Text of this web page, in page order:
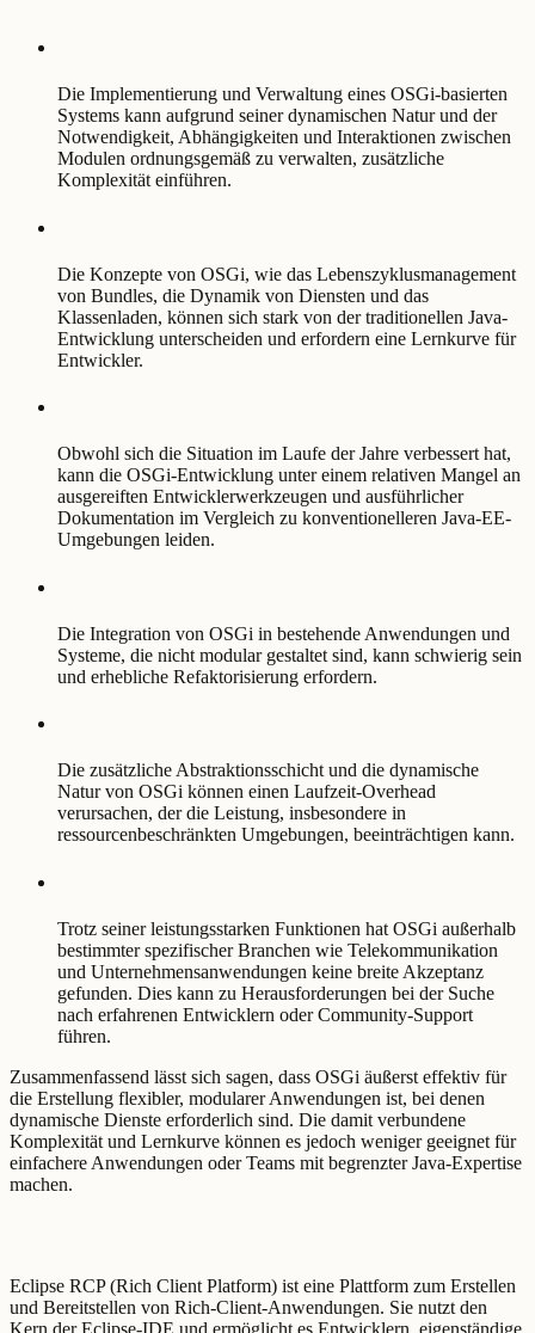
Die Implementierung und Verwaltung eines OSGi-basierten
Systems kann aufgrund seiner dynamischen Natur und der
Notwendigkeit, Abhängigkeiten und Interaktionen zwischen
Modulen ordnungsgemäß zu verwalten, zusätzliche
Komplexität einführen.
Die Konzepte von OSGi, wie das Lebenszyklusmanagement
von Bundles, die Dynamik von Diensten und das
Klassenladen, können sich stark von der traditionellen Java-
Entwicklung unterscheiden und erfordern eine Lernkurve für
Entwickler.
Obwohl sich die Situation im Laufe der Jahre verbessert hat,
kann die OSGi-Entwicklung unter einem relativen Mangel an
ausgereiften Entwicklerwerkzeugen und ausführlicher
Dokumentation im Vergleich zu konventionelleren Java-EE-
Umgebungen leiden.
Die Integration von OSGi in bestehende Anwendungen und
Systeme, die nicht modular gestaltet sind, kann schwierig sein
und erhebliche Refaktorisierung erfordern.
Die zusätzliche Abstraktionsschicht und die dynamische
Natur von OSGi können einen Laufzeit-Overhead
verursachen, der die Leistung, insbesondere in
ressourcenbeschränkten Umgebungen, beeinträchtigen kann.
Trotz seiner leistungsstarken Funktionen hat OSGi außerhalb
bestimmter spezifischer Branchen wie Telekommunikation
und Unternehmensanwendungen keine breite Akzeptanz
gefunden. Dies kann zu Herausforderungen bei der Suche
nach erfahrenen Entwicklern oder Community-Support
führen.
Zusammenfassend lässt sich sagen, dass OSGi äußerst effektiv für
die Erstellung flexibler, modularer Anwendungen ist, bei denen
dynamische Dienste erforderlich sind. Die damit verbundene
Komplexität und Lernkurve können es jedoch weniger geeignet für
einfachere Anwendungen oder Teams mit begrenzter Java-Expertise
machen.
Eclipse RCP (Rich Client Platform) ist eine Plattform zum Erstellen
und Bereitstellen von Rich-Client-Anwendungen. Sie nutzt den
Kern der Eclipse-IDE und ermöglicht es Entwicklern, eigenständige